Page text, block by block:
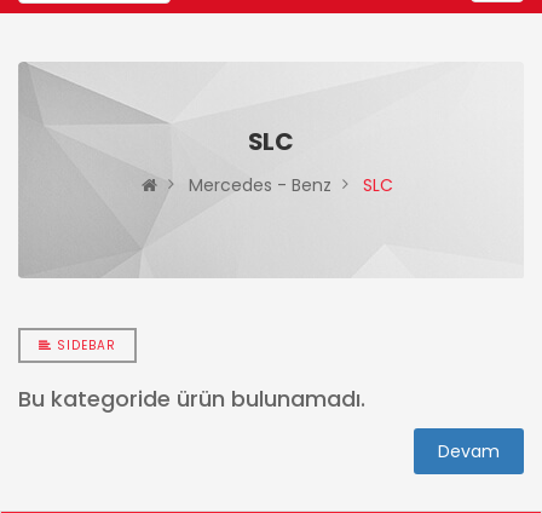
SLC
Mercedes - Benz SLC
SIDEBAR
Bu kategoride ürün bulunamadı.
Devam